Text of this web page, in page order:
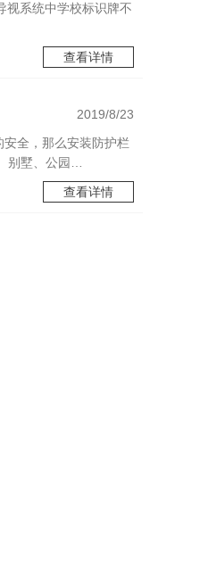
视系统中学校标识牌不
查看详情
2019/8/23
安全，那么安装防护栏
别墅、公园…
查看详情